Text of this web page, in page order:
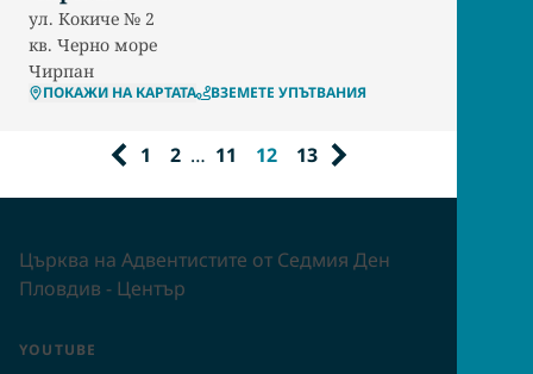
ул. Кокиче № 2
кв. Черно море
Чирпан
ПОКАЖИ НА КАРТАТА ВЗЕМЕТЕ УПЪТВАНИЯ
1 2 … 11 12 13
Църква на Адвентистите от Седмия Ден
Пловдив - Център
YOUTUBE